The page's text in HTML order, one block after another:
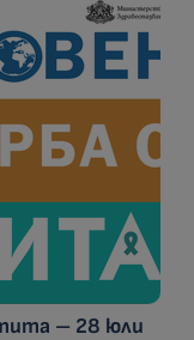
– 28 юли